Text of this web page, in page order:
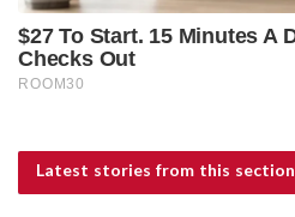
Latest stories from this section